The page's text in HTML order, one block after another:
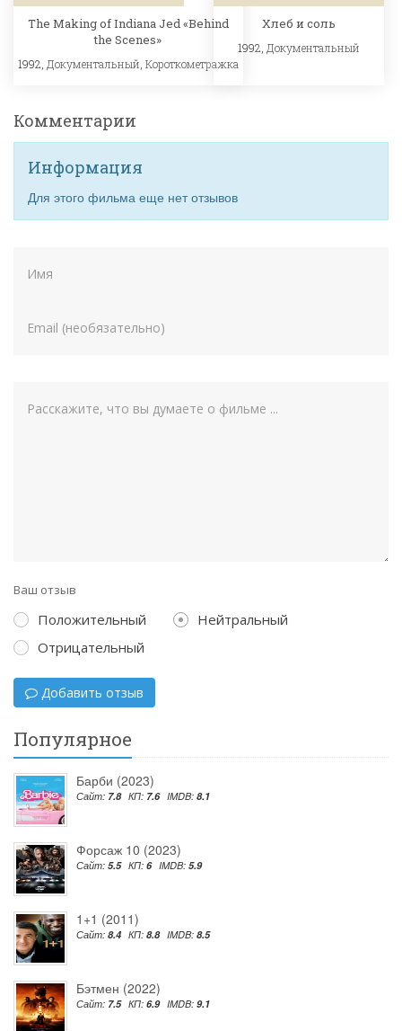
The Making of Indiana Jed «Behind
the Scenes»
1992, Документальный Короткометражка
Хлеб и соль
1992, Документальный
Комментарии
Информация
Для этого фильма еще нет отзывов
Ваш отзыв
Положительный
Нейтральный
Отрицательный
Добавить отзыв
Популярное
Барби (2023)
Сайт: 7.8 КП: 7.6 IMDB: 8.1
Форсаж 10 (2023)
Сайт: 5.5 КП: 6 IMDB: 5.9
1+1 (2011)
Сайт: 8.4 КП: 8.8 IMDB: 8.5
Бэтмен (2022)
Сайт: 7.5 КП: 6.9 IMDB: 9.1